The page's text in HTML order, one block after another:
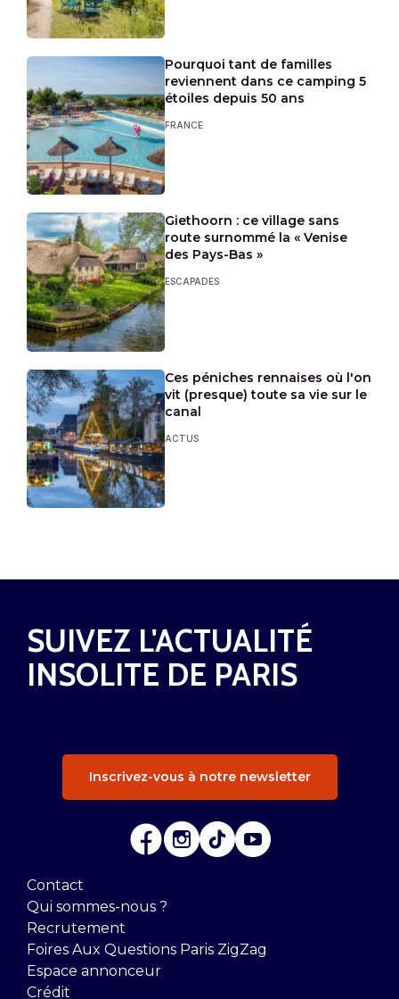
Pourquoi tant de familles
reviennent dans ce camping 5
étoiles depuis 50 ans
FRANCE
Giethoorn : ce village sans
route surnommé la « Venise
des Pays-Bas »
ESCAPADES
Ces péniches rennaises où l'on
vit (presque) toute sa vie sur le
canal
ACTUS
SUIVEZ L'ACTUALITÉ
INSOLITE DE PARIS
Inscrivez-vous à notre newsletter
Contact
Qui sommes-nous ?
Recrutement
Foires Aux Questions Paris ZigZag
Espace annonceur
Crédit